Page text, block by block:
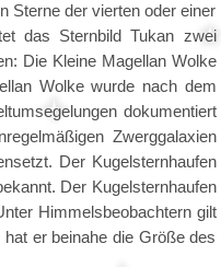
Sterne der vierten oder einer
das Sternbild Tukan zwei
Die Kleine Magellan Wolke
Wolke wurde nach dem
dokumentiert
Zwerggalaxien
Der Kugelsternhaufen
Der Kugelsternhaufen
Himmelsbeobachtern gilt
er beinahe die Größe des